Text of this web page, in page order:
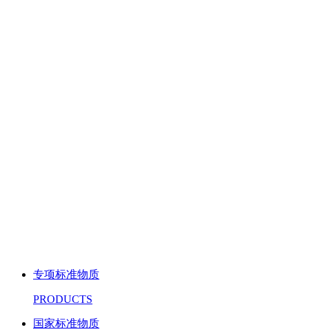
专项标准物质
PRODUCTS
国家标准物质